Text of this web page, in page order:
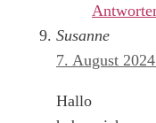
Susanne
7. August
Hallo